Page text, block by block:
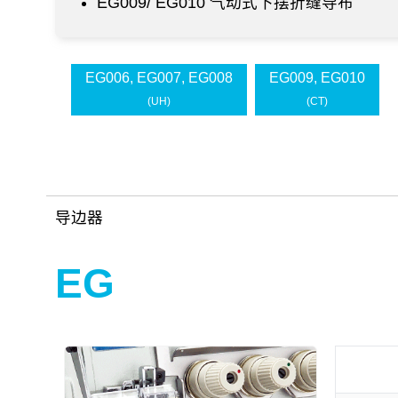
EG006, EG007, EG008
(UH)
EG009, EG010
(CT)
导边器
EG